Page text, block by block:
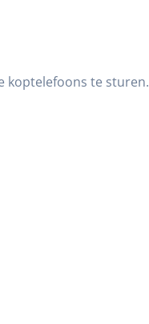
koptelefoons te sturen.